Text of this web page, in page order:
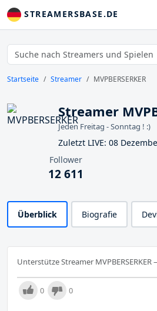
STREAMERSBASE.DE
Startseite Streamer MVPBERSERKER
Streamer
Jeden Freitag - Sonntag ! :)
Zuletzt LIVE: 08
Follower
12 611
Überblick Biografie
Unterstütze Streamer
0 0